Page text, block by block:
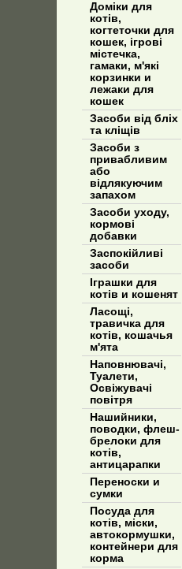
Доміки для
котів,
когтеточки для
кошек, ігрові
містечка,
гамаки, м'які
корзинки и
лежаки для
кошек
Засоби від бліх
та кліщів
Засоби з
привабливим
або
відлякуючим
запахом
Засоби уходу,
кормові
добавки
Заспокійливі
засоби
Іграшки для
котів и кошенят
Ласощі,
травичка для
котів, кошачья
м'ята
Наповнювачі,
Туалети,
Освіжувачі
повітря
Нашийники,
поводки, флеш-
брелоки для
котів,
антицарапки
Переноски и
сумки
Посуда для
котів, міски,
автокормушки,
контейнери для
корма